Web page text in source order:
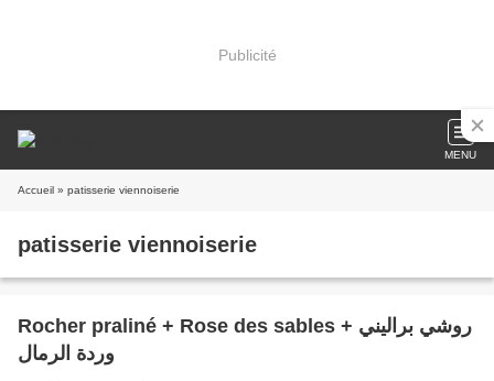
Publicité
MENU
Accueil » patisserie viennoiserie
patisserie viennoiserie
Rocher praliné + Rose des sables روشي براليني +
وردة الرمال